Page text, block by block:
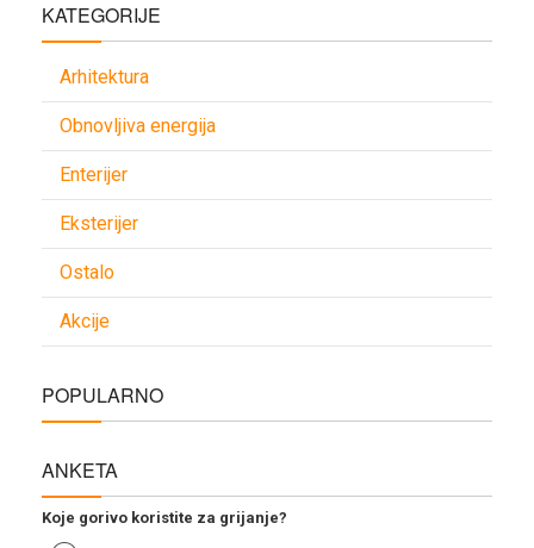
KATEGORIJE
Arhitektura
Obnovljiva energija
Enterijer
Eksterijer
Ostalo
Akcije
POPULARNO
ANKETA
Koje gorivo koristite za grijanje?